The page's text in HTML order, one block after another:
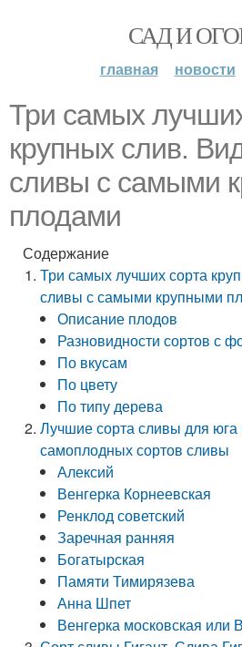
САД И
главная новости
Три самых
крупных слив.
сливы с самыми
плодами
Содержание
Три самых лучших сорта
сливы с самыми крупными
Описание плодов
Разновидности сортов с
По вкусам
По цвету
По типу дерева
Лучшие сорта сливы для
самоплодных сортов сливы
Алексий
Венгерка Корнеевская
Ренклод советский
Заречная ранняя
Богатырская
Памяти Тимирязева
Анна Шпет
Венгерка московская или